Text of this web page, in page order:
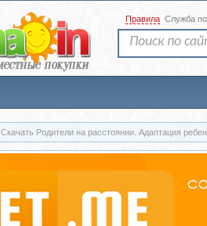
Правила Служба
Скачать Родители на расстоянии. Адаптация